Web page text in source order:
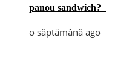
panou sandwich?
o săptămână ago